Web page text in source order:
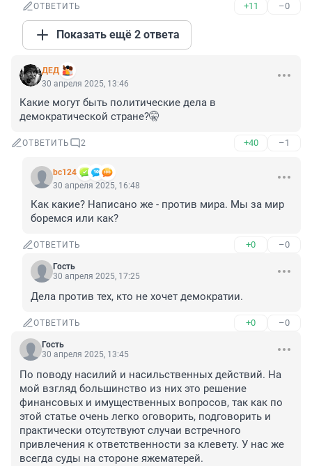
ОТВЕТИТЬ +11 –0
Показать ещё 2 ответа
ДЕД
30 апреля 2025, 13:46
Какие могут быть политические дела в
демократической стране?🤫
ОТВЕТИТЬ 2 +40 –1
bc124
30 апреля 2025, 16:48
Как какие? Написано же - против мира. Мы за мир
боремся или как?
ОТВЕТИТЬ +0 –0
Гость
30 апреля 2025, 17:25
Дела против тех, кто не хочет демократии.
ОТВЕТИТЬ +0 –0
Гость
30 апреля 2025, 13:45
По поводу насилий и насильственных действий. На
мой взгляд большинство из них это решение
финансовых и имущественных вопросов, так как по
этой статье очень легко оговорить, подговорить и
практически отсутствуют случаи встречного
привлечения к ответственности за клевету. У нас же
всегда суды на стороне яжематерей.